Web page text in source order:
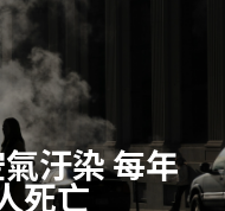
汙染 每年
死亡